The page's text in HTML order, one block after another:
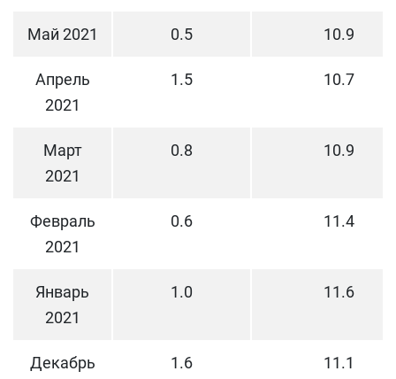
Май 2021 0.5 10.9
Апрель
2021
1.5 10.7
Март
2021
0.8 10.9
Февраль
2021
0.6 11.4
Январь
2021
1.0 11.6
Декабрь
1.6 11.1